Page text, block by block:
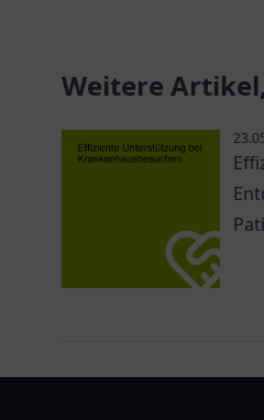
Weitere